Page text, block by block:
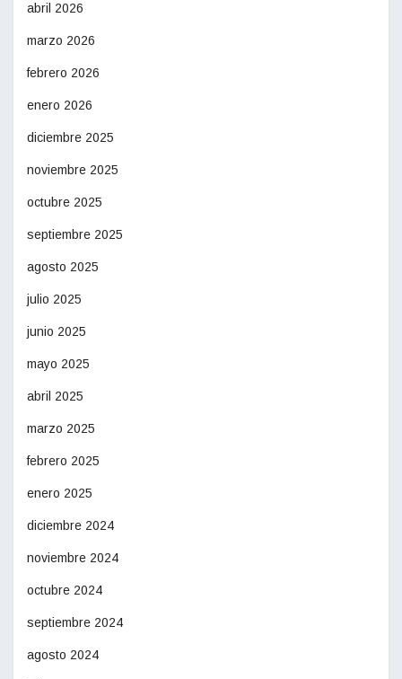
abril 2026
marzo 2026
febrero 2026
enero 2026
diciembre 2025
noviembre 2025
octubre 2025
septiembre 2025
agosto 2025
julio 2025
junio 2025
mayo 2025
abril 2025
marzo 2025
febrero 2025
enero 2025
diciembre 2024
noviembre 2024
octubre 2024
septiembre 2024
agosto 2024